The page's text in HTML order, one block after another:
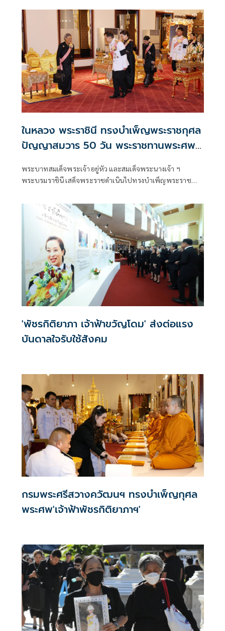
บูรณปฏิสังขรณ์ราชรถและพระยานมาศ งานพระราชพิธีถวาย
พระเพลิงพระบรมศพ สมเด็จพระนางเจ้าสิริกิติ์ พระบรม
ราชินีนาถ พ
ในหลวง พระราชินี ทรงบำเพ็ญพระราชกุศล
ปัญญาสมวาร 50 วัน พระราชทานพระศพ
พระบาทสมเด็จพระเจ้าอยู่หัว และสมเด็จพระนางเจ้า ฯ
พระบรมราชินี เสด็จพระราชดำเนินไปทรงบำเพ็ญพระราช
พระเจ้าลูกเธอ เจ้าฟ้าพัชรกิติยาภา นเรนทิราเทพยวดี กรม
หลวงราชสาริณีสิริพัชร มหาวัชรราชธิดา ณ พระที่นั่งพิมานรัต
ยา พระบรมมหาราชวัง
'พัชรกิติยาภา เจ้าฟ้าขวัญโดม' ส่งต่อแรง
บันดาลใจรับใช้สังคม
กรมพระศรีสวางควัฒนฯ ทรงบำเพ็ญกุศล
พระศพ'เจ้าฟ้าพัชรกิติยาภาฯ'